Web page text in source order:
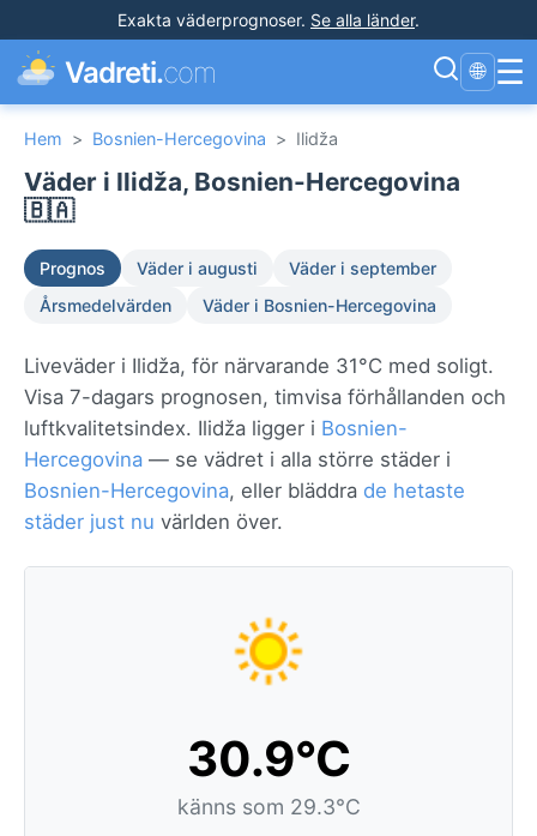
Exakta väderprognoser. Se alla länder.
Vadreti.com 🌐 ☰
Hem > Bosnien-Hercegovina > Ilidža
Väder i Ilidža, Bosnien-Hercegovina
🇧🇦
Prognos Väder i augusti
Väder i september
Årsmedelvärden
Väder i Bosnien-Hercegovina
Liveväder i Ilidža, för närvarande 31°C med soligt.
Visa 7-dagars prognosen, timvisa förhållanden och
luftkvalitetsindex. Ilidža ligger i Bosnien-
Hercegovina — se vädret i alla större städer i
Bosnien-Hercegovina, eller bläddra de hetaste
städer just nu världen över.
30.9°C
känns som 29.3°C